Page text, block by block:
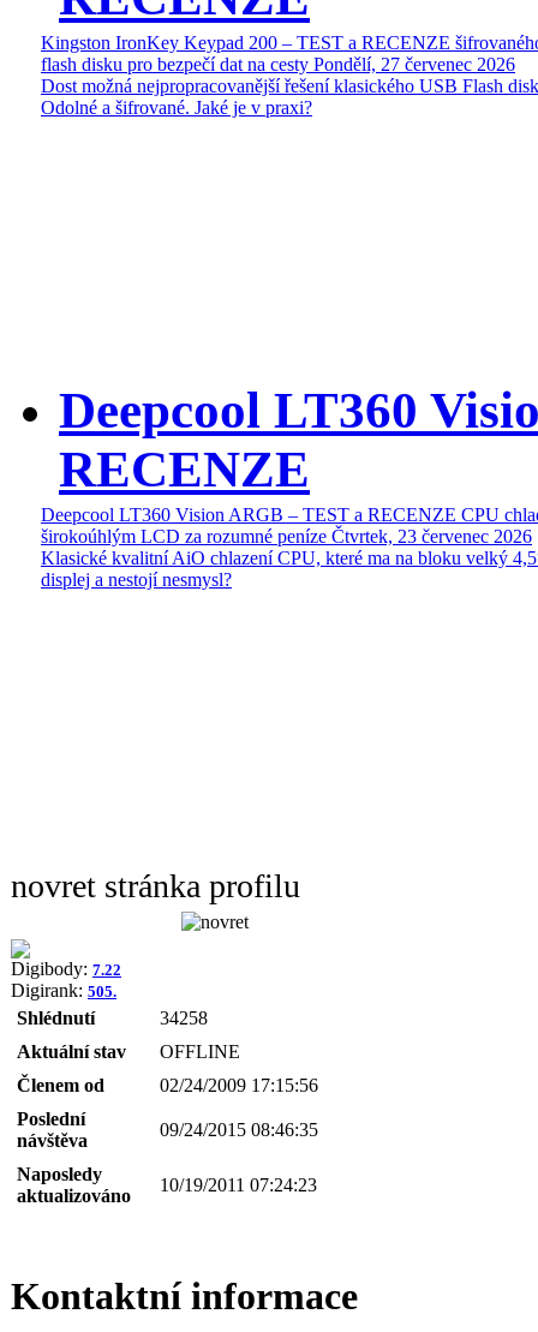
Kingston IronKey Keypad 200 – TEST a RECENZE
flash disku pro bezpečí dat na cesty Pondělí, 27 červenec 2026
Dost možná nejpropracovanější řešení klasického USB Flash
Odolné a šifrované. Jaké je v praxi?
Deepcool LT360
RECENZE
Deepcool LT360 Vision ARGB – TEST a RECENZE CPU
širokoúhlým LCD za rozumné peníze Čtvrtek, 23 červenec 2026
Klasické kvalitní AiO chlazení CPU, které ma na bloku velký
displej a nestojí nesmysl?
novret stránka profilu
Digibody: 7.22
Digirank: 505.
Shlédnutí
34258
Aktuální stav
OFFLINE
Členem od
02/24/2009 17:15:56
Poslední
návštěva
09/24/2015 08:46:35
Naposledy
aktualizováno
10/19/2011 07:24:23
Kontaktní informace